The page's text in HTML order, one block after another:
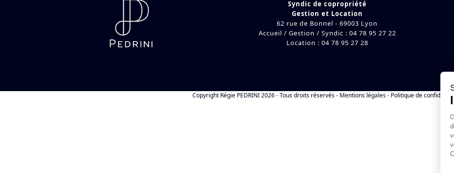
Syndic de copropriété
Gestion et Location
62 rue de Bonnel - 69003 Lyon
Accueil / Gestion / Syndic : 04 78 95 27 22
Location : 04 78 95 27 28
Copyright Régie PEDRINI2026 - Tous droits réservés - Mentions légales- Politique de